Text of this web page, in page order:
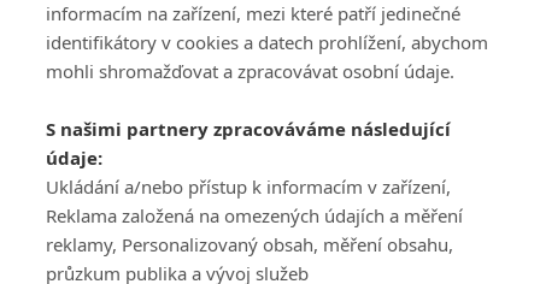
PŘIHLÁSIT
REGISTROVAT
DISKUZE
Šéfredaktorkou webu jePetr Slavík, e-mailserialy@fandimefilmu.cz
Máte-li zájem o inzerci na našem webu napište nám na e-mail
studio@koncal.com
Ochrana osobních údajů|Zásady používání cookies |Pravidla webu
Upravit nastavení soukromí
informacím na zařízení, mezi které patří jedinečné
identifikátory v cookies a datech prohlížení, abychom
mohli shromažďovat a zpracovávat osobní údaje.
S našimi partnery zpracováváme následující
údaje:
Ukládání a/nebo přístup k informacím v zařízení,
Reklama založená na omezených údajích a měření
reklamy, Personalizovaný obsah, měření obsahu,
průzkum publika a vývoj služeb